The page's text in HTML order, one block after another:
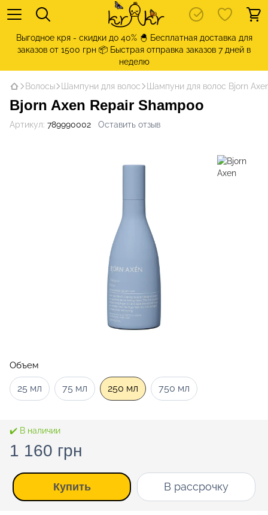
Выгодное кря - скидки до 40% 🐣 Бесплатная доставка для
заказов от 1500 грн 📦 Быстрая отправка заказов 7 дней в
неделю
Волосы Шампуни для волос Шампуни для волос Bjorn
Bjоrn Axеn Repair Shampoo
Артикул: 789990002 Оставить отзыв
Объем
25 мл 75 мл 250 мл 750 мл
✔️ В наличии
1 160 грн
Купить В рассрочку